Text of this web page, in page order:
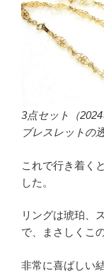
3点セット（
ブレスレットの
これで行き着く
した。
リングは琥珀、
で、まさしくこ
非常に喜ばしい